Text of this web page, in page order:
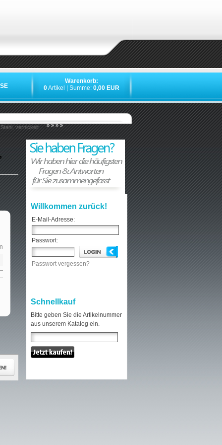
Warenkorb:
0Artikel | Summe: 0,00 EUR
»»»»
vernickelt
Willkommen zurück!
E-Mail-Adresse:
Passwort:
Passwort vergessen?
Schnellkauf
Bitte geben Sie die Artikelnummer
aus unserem Katalog ein.